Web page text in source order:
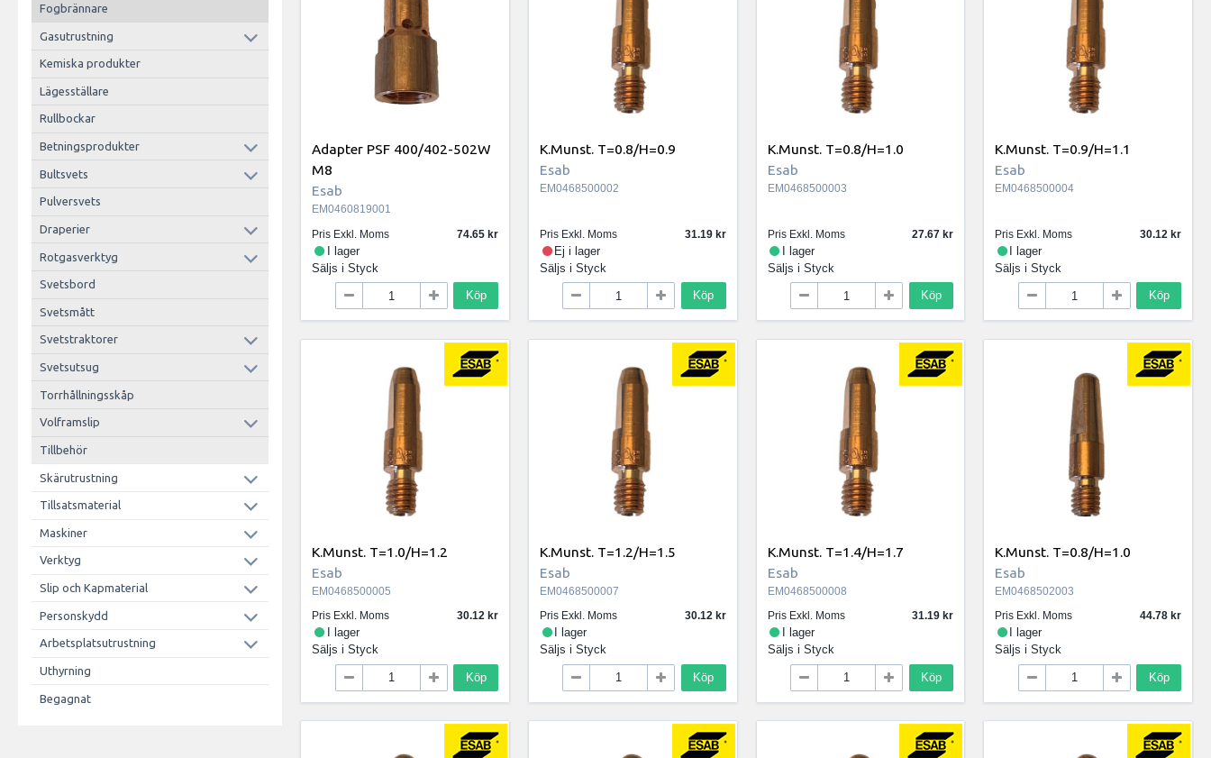
Fogbrännare
Gasutrustning
Kemiska produkter
Lägesställare
Rullbockar
Betningsprodukter
Bultsvets
Pulversvets
Draperier
Rotgasverktyg
Svetsbord
Svetsmått
Svetstraktorer
Svetsutsug
Torrhållningsskåp
Volframslip
Tillbehör
Skärutrustning
Tillsatsmaterial
Maskiner
Verktyg
Slip och Kapmaterial
Personskydd
Arbetsplatsutrustning
Uthyrning
Begagnat
Adapter PSF 400/402-502W
M8
Esab
EM0460819001
Pris Exkl. Moms
74.65
I lager
Säljs iStyck
Köp
K.Munst. T=0.8/H=0.9
Esab
EM0468500002
Pris Exkl. Moms 31.19
Ej i lager
Säljs i Styck
Köp
K.Munst. T=0.8/H=1.0
Esab
EM0468500003
Pris Exkl. Moms 27.67
I lager
Säljs i Styck
Köp
K.Munst. T=0.9/H=1.1
Esab
EM0468500004
Pris Exkl. Moms 30.12
I lager
Säljs iStyck
Köp
K.Munst. T=1.0/H=1.2
Esab
EM0468500005
Pris Exkl. Moms
30.12
I lager
Säljs iStyck
Köp
K.Munst. T=1.2/H=1.5
Esab
EM0468500007
Pris Exkl. Moms
30.12
I lager
Säljs i Styck
Köp
K.Munst. T=1.4/H=1.7
Esab
EM0468500008
Pris Exkl. Moms
31.19
I lager
Säljs i Styck
Köp
K.Munst. T=0.8/H=1.0
Esab
EM0468502003
Pris Exkl. Moms
44.78
I lager
Säljs iStyck
Köp